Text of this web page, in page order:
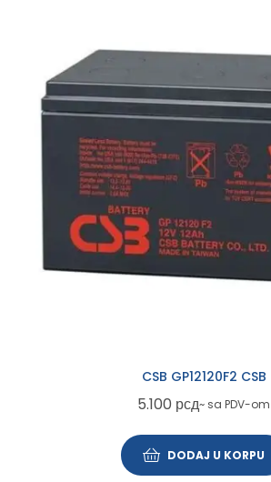
CSB GP12120F2 CSB
5.100 рсд~ sa PDV-om
DODAJ U KORPU